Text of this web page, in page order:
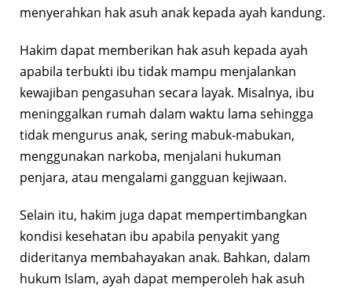
menyerahkan hak asuh anak kepada ayah kandung.
Hakim dapat memberikan hak asuh kepada ayah
apabila terbukti ibu tidak mampu menjalankan
kewajiban pengasuhan secara layak. Misalnya, ibu
meninggalkan rumah dalam waktu lama sehingga
tidak mengurus anak, sering mabuk-mabukan,
menggunakan narkoba, menjalani hukuman
penjara, atau mengalami gangguan kejiwaan.
Selain itu, hakim juga dapat mempertimbangkan
kondisi kesehatan ibu apabila penyakit yang
dideritanya membahayakan anak. Bahkan, dalam
hukum Islam, ayah dapat memperoleh hak asuh